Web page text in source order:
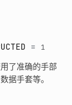
= 1
了准确的手部
据手套等。